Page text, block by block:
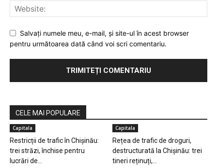
Salvaţi numele meu, e-mail, şi site-ul în acest browser
pentru următoarea dată când voi scri comentariu.
CELE MAI POPULARE
Capitala
Restricții de trafic în Chișinău:
trei străzi, închise pentru
lucrări de...
Capitala
Rețea de trafic de droguri,
destructurată la Chișinău: trei
tineri reținuți,...